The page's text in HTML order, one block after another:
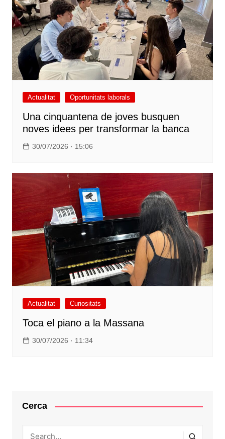
Actualitat Oportunitats laborals
Una cinquantena de joves busquen
noves idees per transformar la banca
30/07/2026 · 15:06
Actualitat Curiositats
Toca el piano a la Massana
30/07/2026 · 11:34
Cerca